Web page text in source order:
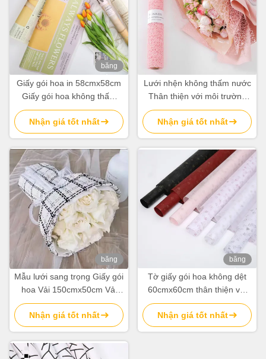
băng
Giấy gói hoa in 58cmx58cm
Giấy gói hoa không thấm
nước 80gsm
Nhận giá tốt nhất
Lưới nhện không thấm nước
Thân thiện với môi trường
Cuộn giấy gói hoa 50cm * 5Y
Nhận giá tốt nhất
băng
hình
Mẫu lưới sang trọng Giấy gói
hoa Vải 150cmx50cm Vải
đóng gói Florist
Nhận giá tốt nhất
băng
Tờ giấy gói hoa không dệt
60cmx60cm thân thiện với
môi trường cho bó hoa
Nhận giá tốt nhất